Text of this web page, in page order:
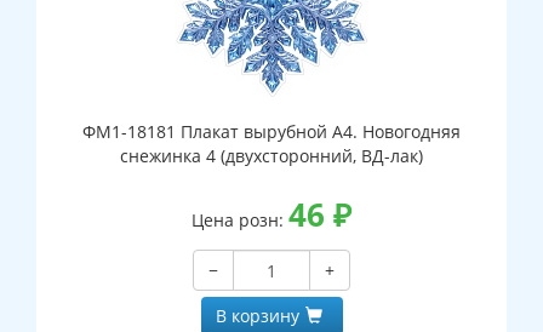
ФМ1-18181 Плакат вырубной А4. Новогодняя
снежинка 4 (двухсторонний, ВД-лак)
Цена розн: 46 ₽
−
+
В корзину